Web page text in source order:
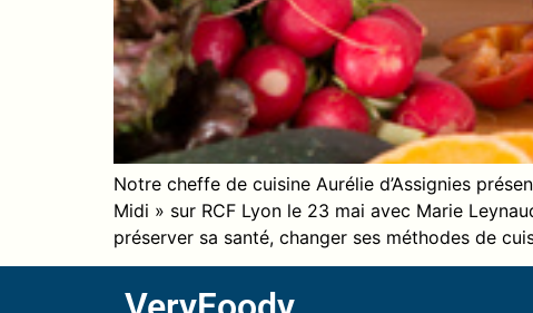
Notre cheffe de cuisine Aurélie d’Assignies
Midi » sur RCF Lyon le 23 mai avec Marie
préserver sa santé, changer ses méthodes de